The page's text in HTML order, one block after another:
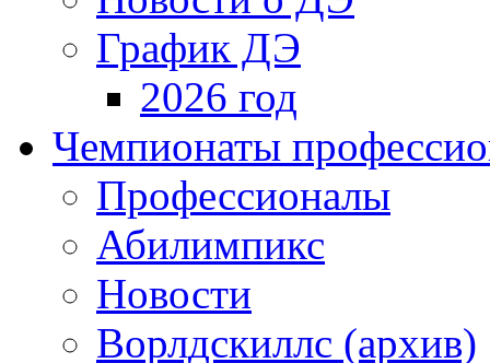
График ДЭ
2026 год
Чемпионаты
Профессионалы
Абилимпикс
Новости
Ворлдскиллс (архив)